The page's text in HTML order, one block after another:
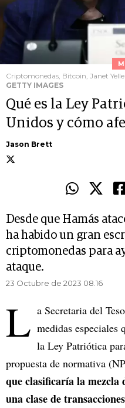
Criptomonedas, Bitcoin, Janet
GETTY IMAGES
Qué es la Ley
Unidos y cómo
Jason Brett
Desde que Hamás
ha habido un gran
criptomonedas para
ataque.
23 Octubre de 2023 08.16
L a Secretaria del
medidas
la Ley Patriótica
propuesta de normativa
que clasificaría la mezcla
una clase de